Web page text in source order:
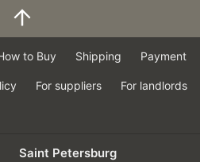
to Buy Shipping Payment
For suppliers For landlords
Saint Petersburg